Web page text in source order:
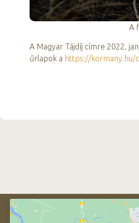
A
A Magyar Tájdíj címre 2022.
űrlapok a https://kormany.hu/